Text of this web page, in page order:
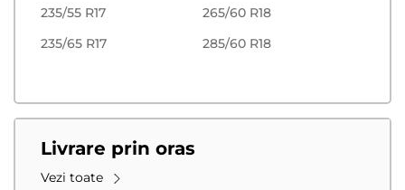
235/55 R17
235/65 R17
265/60 R18
285/60 R18
Livrare prin oras
Vezi toate